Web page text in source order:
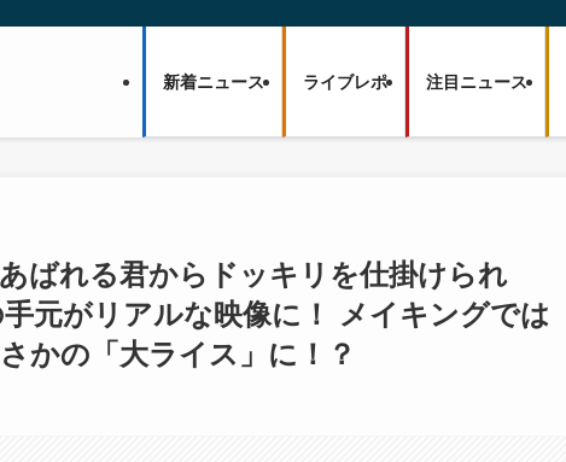
新着ニュース ライブレポ 注目ニュース
ばれる君からドッキリを仕掛けられ
元がリアルな映像に！ メイキングでは
かの「大ライス」に！？